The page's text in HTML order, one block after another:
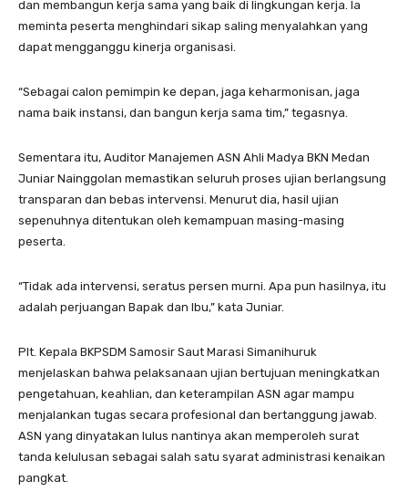
dan membangun kerja sama yang baik di lingkungan kerja. Ia
meminta peserta menghindari sikap saling menyalahkan yang
dapat mengganggu kinerja organisasi.
“Sebagai calon pemimpin ke depan, jaga keharmonisan, jaga
nama baik instansi, dan bangun kerja sama tim,” tegasnya.
Sementara itu, Auditor Manajemen ASN Ahli Madya BKN Medan
Juniar Nainggolan memastikan seluruh proses ujian berlangsung
transparan dan bebas intervensi. Menurut dia, hasil ujian
sepenuhnya ditentukan oleh kemampuan masing-masing
peserta.
“Tidak ada intervensi, seratus persen murni. Apa pun hasilnya, itu
adalah perjuangan Bapak dan Ibu,” kata Juniar.
Plt. Kepala BKPSDM Samosir Saut Marasi Simanihuruk
menjelaskan bahwa pelaksanaan ujian bertujuan meningkatkan
pengetahuan, keahlian, dan keterampilan ASN agar mampu
menjalankan tugas secara profesional dan bertanggung jawab.
ASN yang dinyatakan lulus nantinya akan memperoleh surat
tanda kelulusan sebagai salah satu syarat administrasi kenaikan
pangkat.